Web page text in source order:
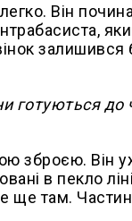
Він
залишився
готуються до
зброєю. Він
в пекло
ще там.